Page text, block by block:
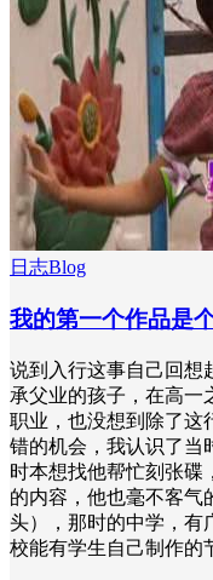
日志Blog
我的第一个作品是
说到入行这事自己回想
承父业的孩子，在高一
职业，也没想到除了这
错的机会，我认识了当
时本想找他帮忙刻张碟
的内容，他也毫不客气
头），那时的中学，有
校能有学生自己制作